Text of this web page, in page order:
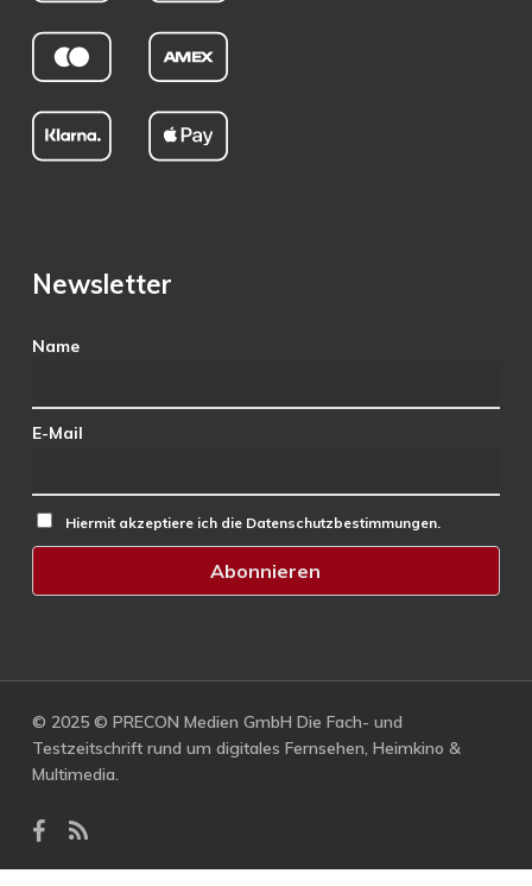
Newsletter
Name
E-Mail
Hiermit akzeptiere ich die Datenschutzbestimmungen.
© 2025 © PRECON Medien GmbH Die Fach- und
Testzeitschrift rund um digitales Fernsehen, Heimkino &
Multimedia.
facebook
RSS